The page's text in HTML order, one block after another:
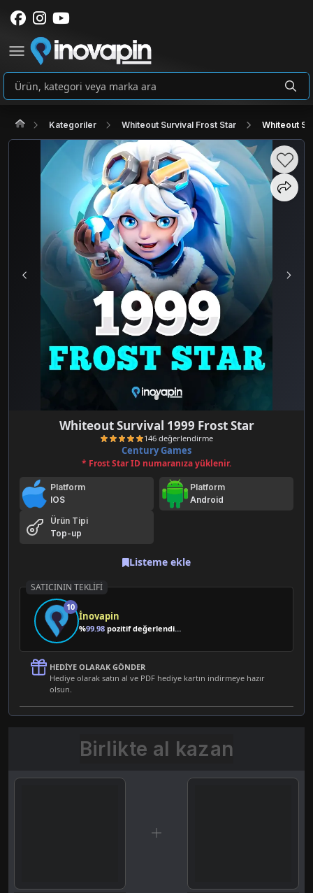
Kategoriler Whiteout Survival Frost Star Whiteout
Whiteout Survival 1999 Frost Star
Century Games
* Frost Star ID numaranıza yüklenir.
Platform
IOS
Platform
Android
Ürün Tipi
Top-up
Listeme ekle
SATICININ TEKLIFI
10
İnovapin
%99.98 pozitif değerlendirme
HEDIYE OLARAK GÖNDER
Hediye olarak satın al ve PDF hediye kartın indirmeye hazır
olsun.
Birlikte al kazan